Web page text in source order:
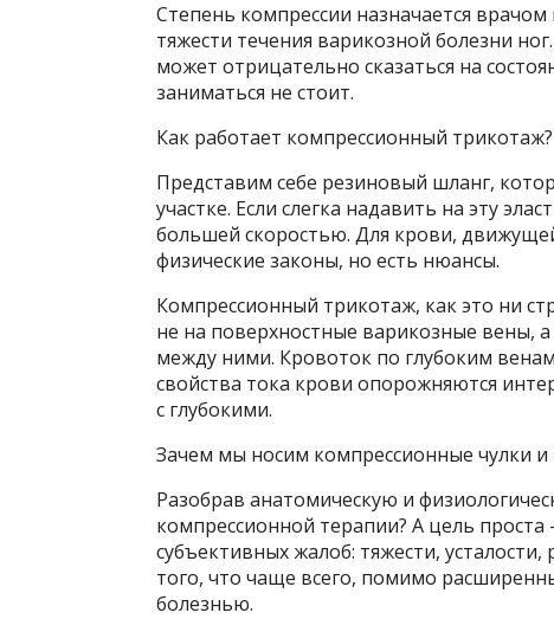
Степень компрессии назначается
тяжести течения варикозной болезни
может отрицательно сказаться на
заниматься не стоит.
Как работает компрессионный трикотаж?
Представим себе резиновый шланг,
участке. Если слегка надавить на эту
большей скоростью. Для крови,
физические законы, но есть нюансы.
Компрессионный трикотаж, как это ни
не на поверхностные варикозные вены,
между ними. Кровоток по глубоким
свойства тока крови опорожняются
с глубокими.
Зачем мы носим компрессионные чулки и
Разобрав анатомическую и
компрессионной терапии? А цель
субъективных жалоб: тяжести,
того, что чаще всего, помимо
болезнью.